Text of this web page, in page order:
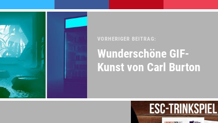
VORHERIGER BEITRAG:
Wunderschöne GIF-
Kunst von Carl Burton